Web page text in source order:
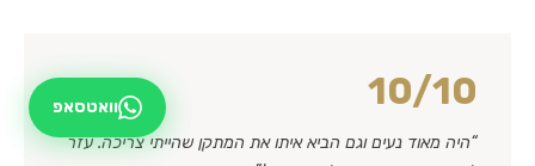
10/10
“היה מאוד נעים וגם הביא איתו את המתקן שהייתי צריכה. עזר
וואטסאפ